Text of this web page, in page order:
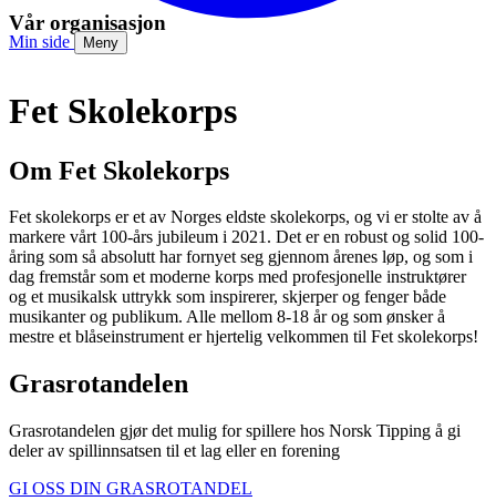
Min side Meny
Vår organisasjon
Fet Skolekorps
Om Fet Skolekorps
Fet skolekorps er et av Norges eldste skolekorps, og vi er stolte av å
markere vårt 100-års jubileum i 2021. Det er en robust og solid 100-
åring som så absolutt har fornyet seg gjennom årenes løp, og som i
dag fremstår som et moderne korps med profesjonelle instruktører
og et musikalsk uttrykk som inspirerer, skjerper og fenger både
musikanter og publikum. Alle mellom 8-18 år og som ønsker å
mestre et blåseinstrument er hjertelig velkommen til Fet skolekorps!
Grasrotandelen
Grasrotandelen gjør det mulig for spillere hos Norsk Tipping å gi
deler av spillinnsatsen til et lag eller en forening
GI OSS DIN GRASROTANDEL